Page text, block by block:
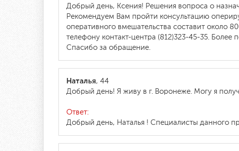
Добрый день, Ксения! Решения вопроса о
Рекомендуем Вам пройти консультацию
оперативного вмешательства составит около
телефону контакт-центра (812)323-45-35.
Спасибо за обращение.
Наталья, 44
Добрый день! Я живу в г. Воронеже. Могу я
Ответ:
Добрый день, Наталья ! Специалисты данного